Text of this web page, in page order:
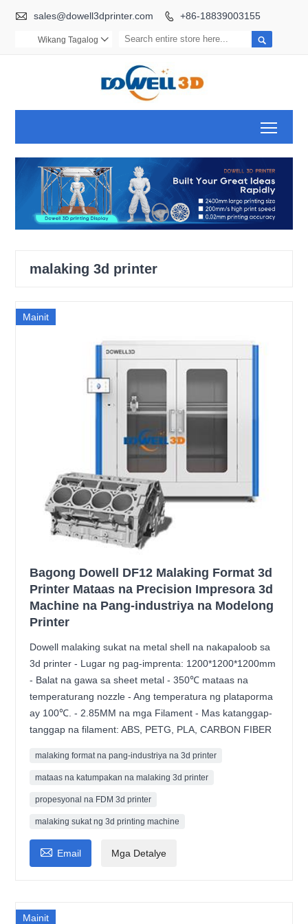
 sales@dowell3dprinter.com  +86-18839003155

Wikang Tagalog 
malaking 3d printer
Mainit
Bagong Dowell DF12 Malaking Format 3d
Printer Mataas na Precision Impresora 3d
Machine na Pang-industriya na Modelong
Printer
Dowell malaking sukat na metal shell na nakapaloob sa
3d printer - Lugar ng pag-imprenta: 1200*1200*1200mm
- Balat na gawa sa sheet metal - 350℃ mataas na
temperaturang nozzle - Ang temperatura ng plataporma
ay 100℃. - 2.85MM na mga Filament - Mas katanggap-
tanggap na filament: ABS, PETG, PLA, CARBON FIBER
malaking format na pang-industriya na 3d printer
mataas na katumpakan na malaking 3d printer
propesyonal na FDM 3d printer
malaking sukat ng 3d printing machine
 Email Mga Detalye
Mainit